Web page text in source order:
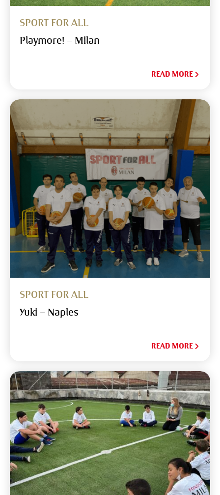
SPORT FOR ALL
Playmore! – Milan
READ MORE
SPORT FOR ALL
Yuki – Naples
READ MORE